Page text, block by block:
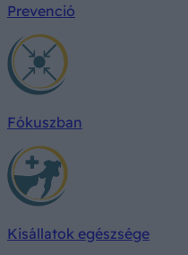
Prevenció
Fókuszban
Kisállatok egészsége